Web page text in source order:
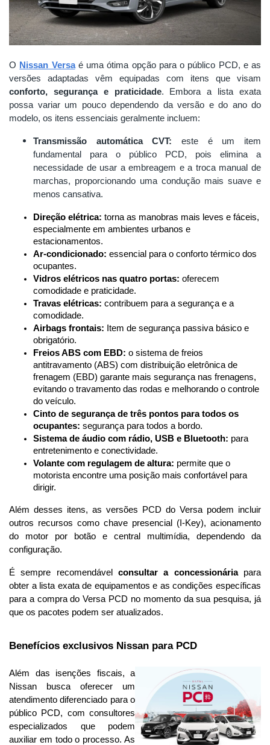
O Nissan Versaé uma ótima opção para o público PCD, e as
versões adaptadas vêm equipadas com itens que visam
conforto, segurança e praticidade. Embora a lista exata
possa variar um pouco dependendo da versão e do ano do
modelo, os itens essenciais geralmente incluem:
Transmissão automática CVT: este é um item
fundamental para o público PCD, pois elimina a
necessidade de usar a embreagem e a troca manual de
marchas, proporcionando uma condução mais suave e
menos cansativa.
Direção elétrica: torna as manobras mais leves e fáceis,
especialmente em ambientes urbanos e
estacionamentos.
Ar-condicionado: essencial para o conforto térmico dos
ocupantes.
Vidros elétricos nas quatro portas: oferecem
comodidade e praticidade.
Travas elétricas: contribuem para a segurança e a
comodidade.
Airbags frontais: Item de segurança passiva básico e
obrigatório.
Freios ABS com EBD: o sistema de freios
antitravamento (ABS) com distribuição eletrônica de
frenagem (EBD) garante mais segurança nas frenagens,
evitando o travamento das rodas e melhorando o controle
do veículo.
Cinto de segurança de três pontos para todos os
ocupantes: segurança para todos a bordo.
Sistema de áudio com rádio, USB e Bluetooth: para
entretenimento e conectividade.
Volante com regulagem de altura: permite que o
motorista encontre uma posição mais confortável para
dirigir.
Além desses itens, as versões PCD do Versa podem incluir
outros recursos como chave presencial (I-Key), acionamento
do motor por botão e central multimídia, dependendo da
configuração.
É sempre recomendável consultar a concessionária para
obter a lista exata de equipamentos e as condições específicas
para a compra do Versa PCD no momento da sua pesquisa, já
que os pacotes podem ser atualizados.
Benefícios exclusivos Nissan para PCD
Além das isenções fiscais, a
Nissan busca oferecer um
atendimento diferenciado para o
público PCD, com consultores
especializados que podem
auxiliar em todo o processo. As